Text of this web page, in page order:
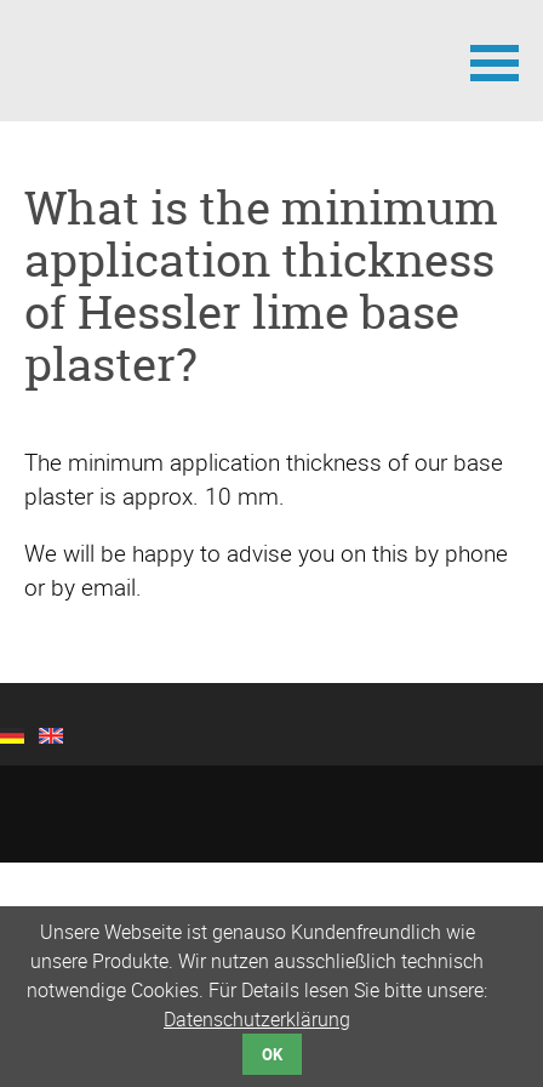
What is the minimum
application thickness
of Hessler lime base
plaster?
The minimum application thickness of our base
plaster is approx. 10 mm.
We will be happy to advise you on this by phone
or by email.
Unsere Webseite ist genauso Kundenfreundlich wie
unsere Produkte. Wir nutzen ausschließlich technisch
notwendige Cookies. Für Details lesen Sie bitte unsere:
Datenschutzerklärung
OK